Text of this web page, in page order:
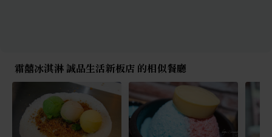
霜囍冰淇淋 誠品生活新板店 的相似餐廳